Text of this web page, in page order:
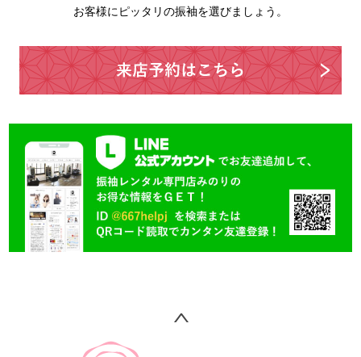
お客様にピッタリの振袖を選びましょう。